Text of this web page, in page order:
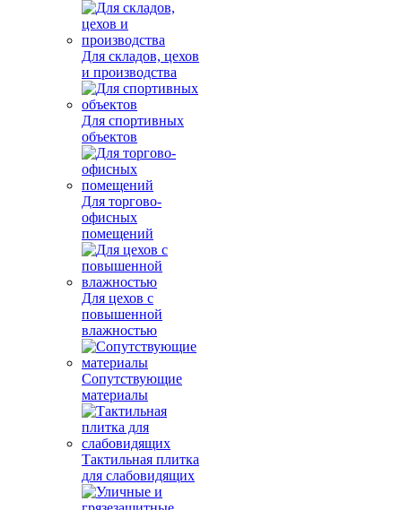
Для складов, цехов
и производства
Для спортивных
объектов
Для торгово-
офисных
помещений
Для цехов с
повышенной
влажностью
Сопутствующие
материалы
Тактильная плитка
для слабовидящих